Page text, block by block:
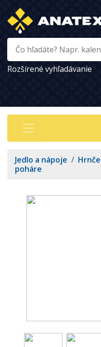
Rozšírené vyhľadávanie
Jedlo a nápoje /
poháre